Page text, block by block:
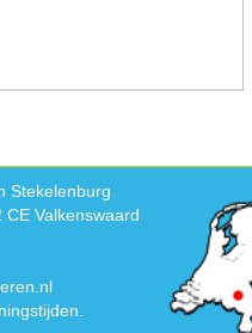
Stekelenburg
Valkenswaard